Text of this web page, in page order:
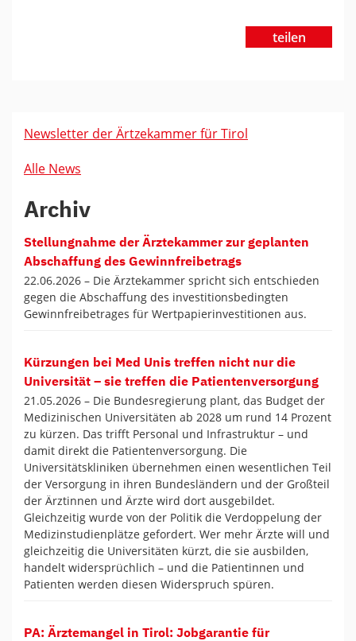
teilen
Newsletter der Ärtzekammer für Tirol
Alle News
Archiv
Stellungnahme der Ärztekammer zur geplanten
Abschaffung des Gewinnfreibetrags
22.06.2026 – Die Ärztekammer spricht sich entschieden
gegen die Abschaffung des investitionsbedingten
Gewinnfreibetrages für Wertpapierinvestitionen aus.
Kürzungen bei Med Unis treffen nicht nur die
Universität – sie treffen die Patientenversorgung
21.05.2026 – Die Bundesregierung plant, das Budget der
Medizinischen Universitäten ab 2028 um rund 14 Prozent
zu kürzen. Das trifft Personal und Infrastruktur – und
damit direkt die Patientenversorgung. Die
Universitätskliniken übernehmen einen wesentlichen Teil
der Versorgung in ihren Bundesländern und der Großteil
der Ärztinnen und Ärzte wird dort ausgebildet.
Gleichzeitig wurde von der Politik die Verdoppelung der
Medizinstudienplätze gefordert. Wer mehr Ärzte will und
gleichzeitig die Universitäten kürzt, die sie ausbilden,
handelt widersprüchlich – und die Patientinnen und
Patienten werden diesen Widerspruch spüren.
PA: Ärztemangel in Tirol: Jobgarantie für